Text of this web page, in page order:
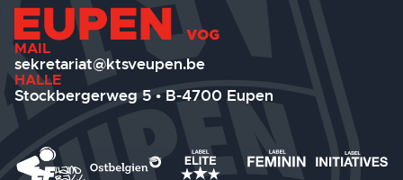
MAIL
sekretariat@ktsveupen.be
HALLE
Stockbergerweg 5 • B-4700 Eupen